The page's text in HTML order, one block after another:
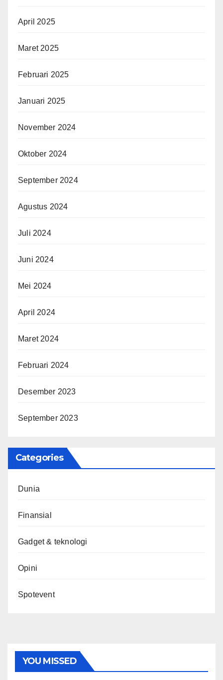
April 2025
Maret 2025
Februari 2025
Januari 2025
November 2024
Oktober 2024
September 2024
Agustus 2024
Juli 2024
Juni 2024
Mei 2024
April 2024
Maret 2024
Februari 2024
Desember 2023
September 2023
Categories
Dunia
Finansial
Gadget & teknologi
Opini
Spotevent
YOU MISSED